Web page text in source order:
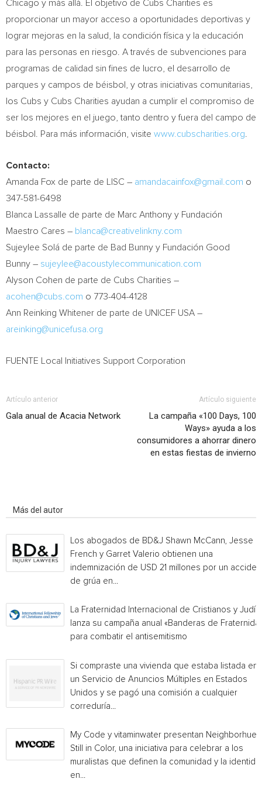
Chicago y más allá. El objetivo de Cubs Charities es
proporcionar un mayor acceso a oportunidades deportivas y
lograr mejoras en la salud, la condición física y la educación
para las personas en riesgo. A través de subvenciones para
programas de calidad sin fines de lucro, el desarrollo de
parques y campos de béisbol, y otras iniciativas comunitarias,
los Cubs y Cubs Charities ayudan a cumplir el compromiso de
ser los mejores en el juego, tanto dentro y fuera del campo de
béisbol. Para más información, visite www.cubscharities.org
Contacto:
Amanda Fox de parte de LISC – amandacainfox@gmail.com o
347-581-6498
Blanca Lassalle de parte de Marc Anthony y Fundación
Maestro Cares – blanca@creativelinkny.com
Sujeylee Solá de parte de Bad Bunny y Fundación Good
Bunny – sujeylee@acoustylecommunication.com
Alyson Cohen de parte de Cubs Charities –
acohen@cubs.com o 773-404-4128
Ann Reinking Whitener de parte de UNICEF USA –
areinking@unicefusa.org
FUENTE Local Initiatives Support Corporation
Artículo anterior
Gala anual de Acacia Network
Artículo siguiente
La campaña «100 Days, 100
Ways» ayuda a los
consumidores a ahorrar dinero
en estas fiestas de invierno
Más del autor
Los abogados de BD&J Shawn McCann, Jesse
French y Garret Valerio obtienen una
indemnización de USD 21 millones por un
de grúa en...
La Fraternidad Internacional de Cristianos y
lanza su campaña anual «Banderas de
para combatir el antisemitismo
Si compraste una vivienda que estaba listada en
un Servicio de Anuncios Múltiples en Estados
Unidos y se pagó una comisión a cualquier
correduría...
My Code y vitaminwater presentan Neighborhue:
Still in Color, una iniciativa para celebrar a los
muralistas que definen la comunidad y la
en...